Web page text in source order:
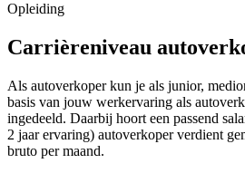
Opleiding
Carrièreniveau
Als autoverkoper kun je als junior,
basis van jouw werkervaring als
ingedeeld. Daarbij hoort een passend
2 jaar ervaring) autoverkoper verdient
bruto per maand.